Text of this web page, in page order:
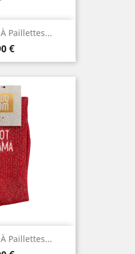
Paillettes...
€
Paillettes...